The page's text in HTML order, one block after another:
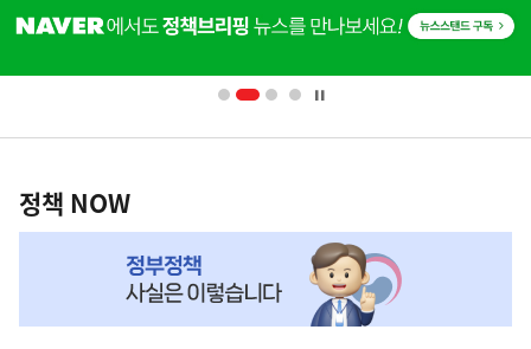
단
영
책
NOW,
정책 NOW